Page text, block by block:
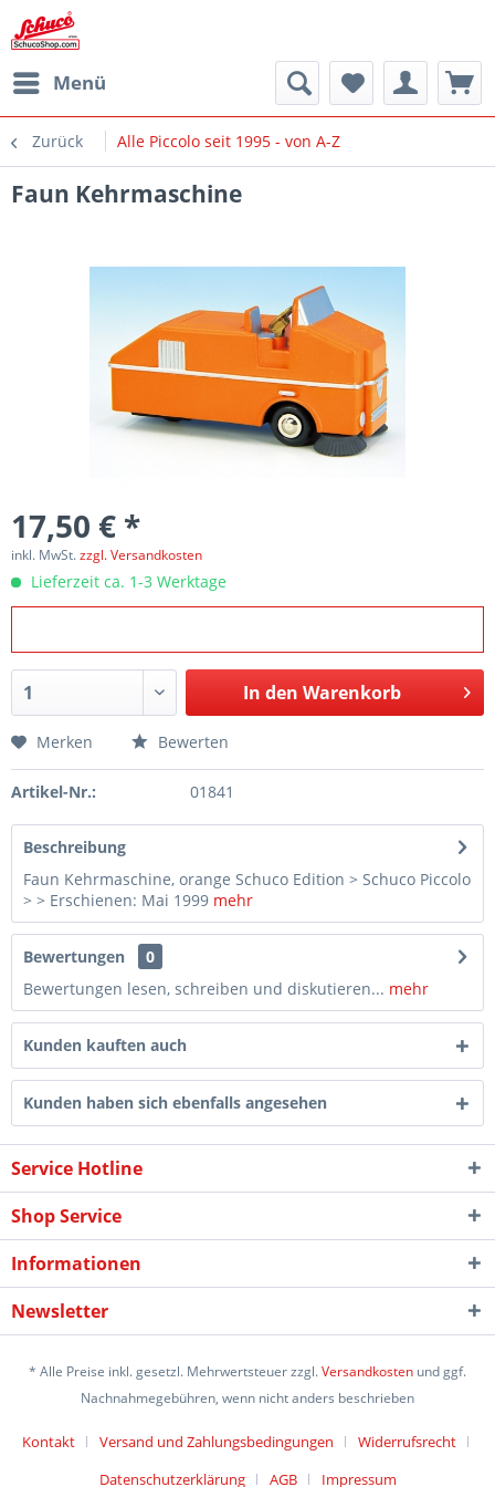
Menü
Zurück Alle Piccolo seit 1995 - von A-Z
Faun Kehrmaschine
17,50 € *
inkl. MwSt.zzgl. Versandkosten
Lieferzeit ca. 1-3 Werktage
In den Warenkorb
Merken Bewerten
Artikel-Nr.: 01841
Beschreibung
Faun Kehrmaschine, orange Schuco Edition > Schuco Piccolo
> > Erschienen: Mai 1999 mehr
Bewertungen
0
Bewertungen lesen, schreiben und diskutieren... mehr
Kunden kauften auch
Kunden haben sich ebenfalls angesehen
Service Hotline
Shop Service
Informationen
Newsletter
* Alle Preise inkl. gesetzl. Mehrwertsteuer zzgl.Versandkosten und ggf.
Nachnahmegebühren, wenn nicht anders beschrieben
Kontakt Versand und Zahlungsbedingungen
Widerrufsrecht
Datenschutzerklärung
AGB Impressum